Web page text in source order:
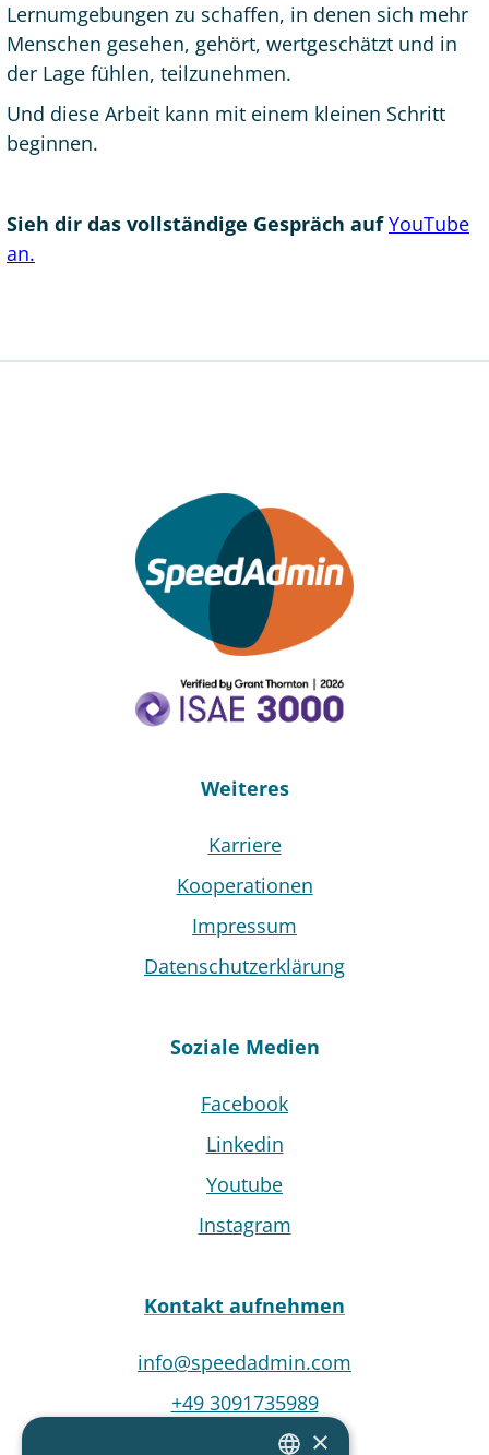
Lernumgebungen zu schaffen, in denen sich mehr
Menschen gesehen, gehört, wertgeschätzt und in
der Lage fühlen, teilzunehmen.
Und diese Arbeit kann mit einem kleinen Schritt
beginnen.
Sieh dir das vollständige Gespräch aufYouTube
an.
Weiteres
Karriere
Kooperationen
Impressum
Datenschutzerklärung
Soziale Medien
Facebook
Linkedin
Youtube
Instagram
Kontakt aufnehmen
info@speedadmin.com
+49 3091735989
×